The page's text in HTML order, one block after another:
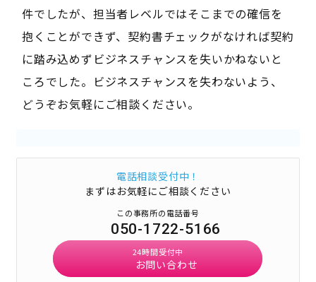
件でしたが、担当者レベルではそこまでの確信を
抱くことができず、契約書チェックがなければ契約
に踏み込めずビジネスチャンスを失いかねないと
ころでした。ビジネスチャンスを失わないよう、
どうぞお気軽にご相談ください。
電話相談受付中！
まずはお気軽にご相談ください
この事務所の電話番号
050-1722-5166
24時間受付中
お問い合わせ